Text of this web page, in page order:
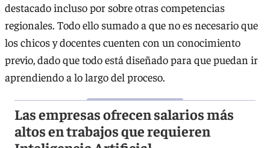
destacado incluso por sobre otras competencias
regionales. Todo ello sumado a que no es necesario que
los chicos y docentes cuenten con un conocimiento
previo, dado que todo está diseñado para que puedan ir
aprendiendo a lo largo del proceso.
Las empresas ofrecen salarios más
altos en trabajos que requieren